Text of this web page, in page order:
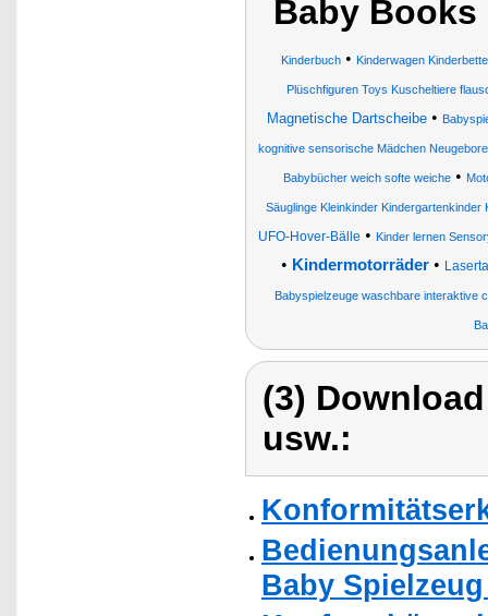
Baby Books
Kinderbuch • Kinderwagen
Plüschfiguren Toys Kuscheltiere
Magnetische Dartscheibe•
kognitive sensorische Mädchen
Babybücher weich softe weiche •
Säuglinge Kleinkinder
UFO-Hover-Bälle • Kinder lernen
• Kindermotorräder•
Babyspielzeuge waschbare interaktive
(3)
usw.:
Baby